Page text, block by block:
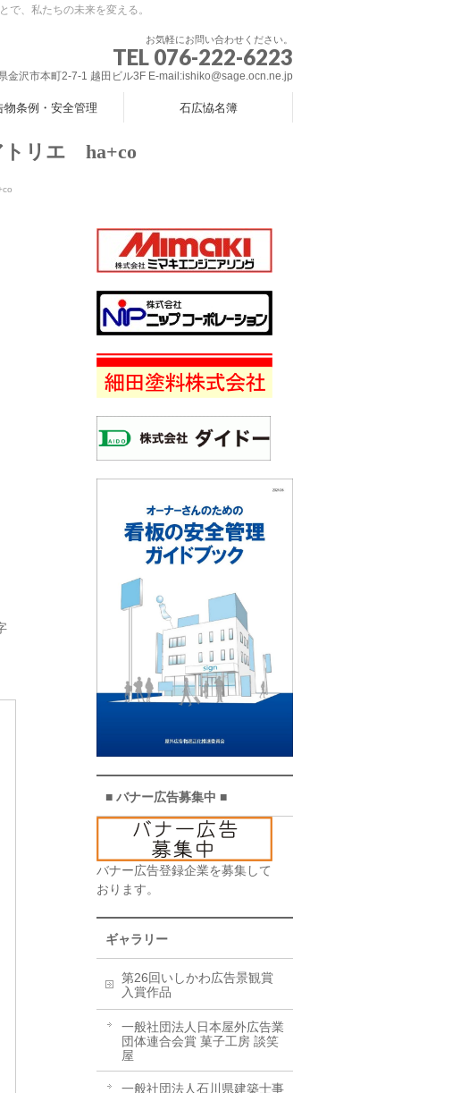
、私たちの未来を変える。
お気軽にお問い合わせください。
TEL 076-222-6223
金沢市本町2-7-1 越田ビル3F E-mail:ishiko@sage.ocn.ne.jp
物条例・安全管理 石広恊名簿
トリエ ha+co
■ バナー広告募集中 ■
バナー広告登録企業を募集して
おります。
ギャラリー
第26回いしかわ広告景観賞
入賞作品
一般社団法人日本屋外広告業
団体連合会賞 菓子工房 談笑
屋
一般社団法人石川県建築士事